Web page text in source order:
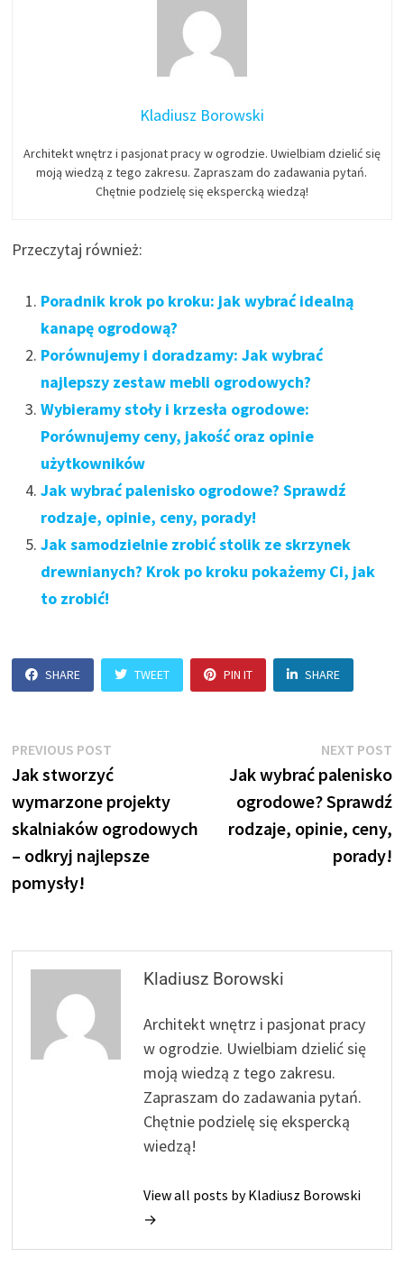
Kladiusz Borowski
Architekt wnętrz i pasjonat pracy w ogrodzie. Uwielbiam dzielić się
moją wiedzą z tego zakresu. Zapraszam do zadawania pytań.
Chętnie podzielę się ekspercką wiedzą!
Przeczytaj również:
Poradnik krok po kroku: jak wybrać idealną
kanapę ogrodową?
Porównujemy i doradzamy: Jak wybrać
najlepszy zestaw mebli ogrodowych?
Wybieramy stoły i krzesła ogrodowe:
Porównujemy ceny, jakość oraz opinie
użytkowników
Jak wybrać palenisko ogrodowe? Sprawdź
rodzaje, opinie, ceny, porady!
Jak samodzielnie zrobić stolik ze skrzynek
drewnianych? Krok po kroku pokażemy Ci, jak
to zrobić!
SHARE TWEET PIN IT SHARE
Nawigacja
wpisu
PREVIOUS POST
post:
Jak stworzyć
wymarzone projekty
skalniaków ogrodowych
– odkryj najlepsze
pomysły!
NEXT POST
Jak wybrać palenisko
ogrodowe? Sprawdź
rodzaje, opinie, ceny,
porady!
Kladiusz Borowski
Architekt wnętrz i pasjonat pracy
w ogrodzie. Uwielbiam dzielić się
moją wiedzą z tego zakresu.
Zapraszam do zadawania pytań.
Chętnie podzielę się ekspercką
wiedzą!
View all posts by Kladiusz Borowski
→